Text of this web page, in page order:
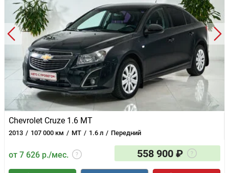
Chevrolet Cruze 1.6 MT
2013 107 000 км MT 1.6 л Передний
от 7 626 р./мес. 558 900 ₽